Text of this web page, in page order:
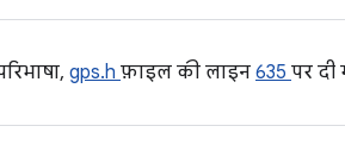
gps.h फ़ाइल की लाइन 635 पर दी